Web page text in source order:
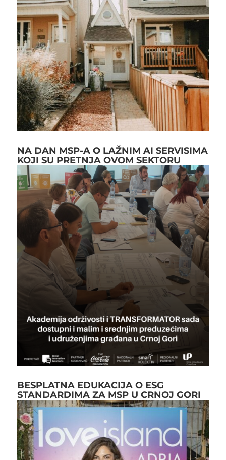
NA DAN MSP-A O LAŽNIM AI SERVISIMA
KOJI SU PRETNJA OVOM SEKTORU
BESPLATNA EDUKACIJA O ESG
STANDARDIMA ZA MSP U CRNOJ GORI